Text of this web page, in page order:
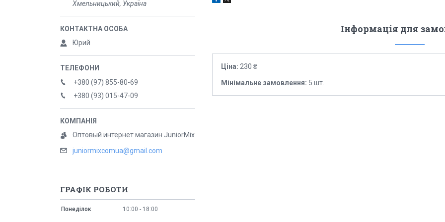
Інформація для
Ціна: 230 ₴
Мінімальне замовлення: 5 шт.
Хмельницький, Україна
Юрий
+380 (97) 855-80-69
+380 (93) 015-47-09
Оптовый интернет магазин JuniorMix
juniormixcomua@gmail.com
ГРАФІК РОБОТИ
Понеділок 10:00 18:00